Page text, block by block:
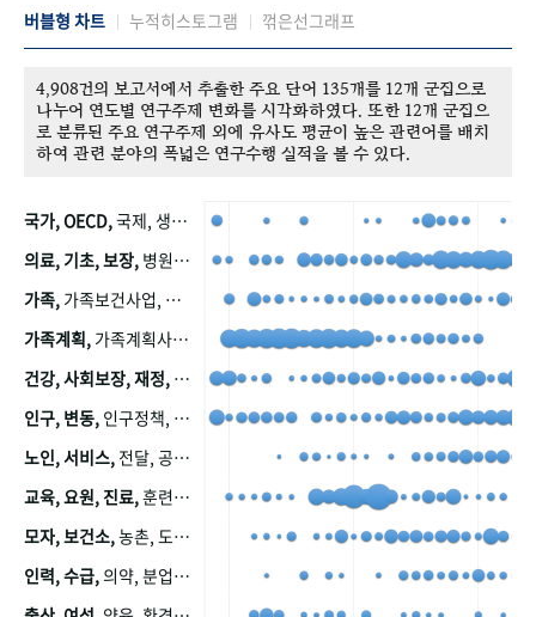
버블형 차트 누적히스토그램 꺾은선그래프
4,908건의 보고서에서 추출한 주요 단어 135개를 12개 군집으로
나누어 연도별 연구주제 변화를 시각화하였다. 또한 12개 군집으
로 분류된 주요 연구주제 외에 유사도 평균이 높은 관련어를 배치
하여 관련 분야의 폭넓은 연구수행 실적을 볼 수 있다.
국가, OECD,국제, 생산, 아시아, 태평양, 태평양지역, 참가
의료, 기초, 보장, 병원, 가정, 연금, 연계, 공적, 일본, 생활, 국민기초생활보장제도, 국민연금, 기금, 저소득층, 근로, 자활, 급여, 환자, 의료비, 모니터링, 한국복지패널, 소득, 지표, 빈곤, 노후, 장애인
가족, 가족보건사업, 산업, 친화, 전국, 출산력
가족계획, 가족계획사업, 가족계획사업평가, 한국가족계획사업, 피임, 보급, 부인, 자궁, 피임약
건강, 사회보장, 재정,
인구, 변동, 인구정책, 저출산, 고령사회, 고령화, 이동, 남북한, 지방자치단체, 컨설팅, 복지정책평가, 집, 사회개발
노인, 서비스, 전달, 공공, 보육, 수요, 공급, 사회서비스, 데이터, 보호, 요양, 아동, 예방, 청소년, 효율, 자원
교육, 요원, 진료,훈련, 보건요원, 마을, 마을건강사업, 보조원, 진료원, 보건진료원, 보건진료원교재
모자, 보건소,농촌, 도시, 금연, 농촌지역, 모자보건사업
인력, 수급,의약, 분업, 식품, 의약품, 의사, 안전